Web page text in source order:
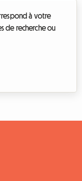
à votre
de recherche ou